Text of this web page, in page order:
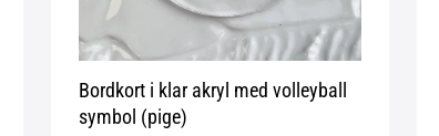
Bordkort i klar akryl med volleyball
symbol (pige)